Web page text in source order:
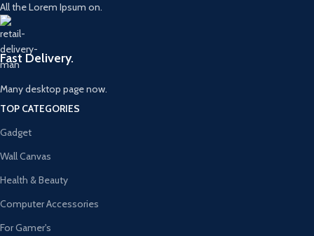
All the Lorem Ipsum on.
Fast Delivery.
Many desktop page now.
TOP CATEGORIES
Gadget
Wall Canvas
Health & Beauty
Computer Accessories
For Gamer's